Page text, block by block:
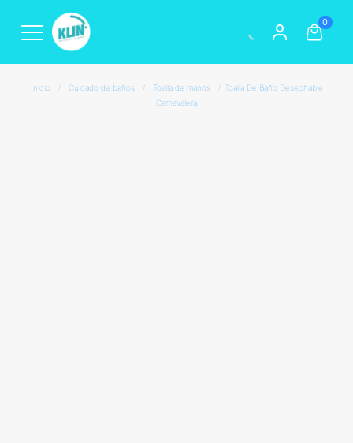
0
Inicio / Cuidado de baños / Toalla de manos / Toalla De Baño Desechable
Carnavalera